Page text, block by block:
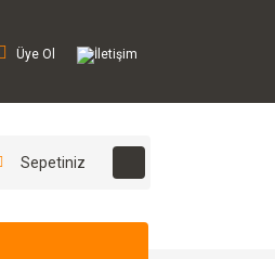
Üye Ol İletişim
Sepetiniz